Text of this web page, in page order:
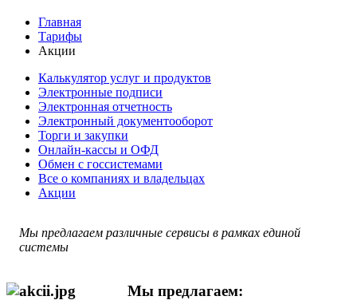
Главная
Тарифы
Акции
Калькулятор услуг и продуктов
Электронные подписи
Электронная отчетность
Электронный документооборот
Торги и закупки
Онлайн-кассы и ОФД
Обмен с госсистемами
Все о компаниях и владельцах
Акции
Мы предлагаем различные сервисы в рамках единой
системы
Мы предлагаем: